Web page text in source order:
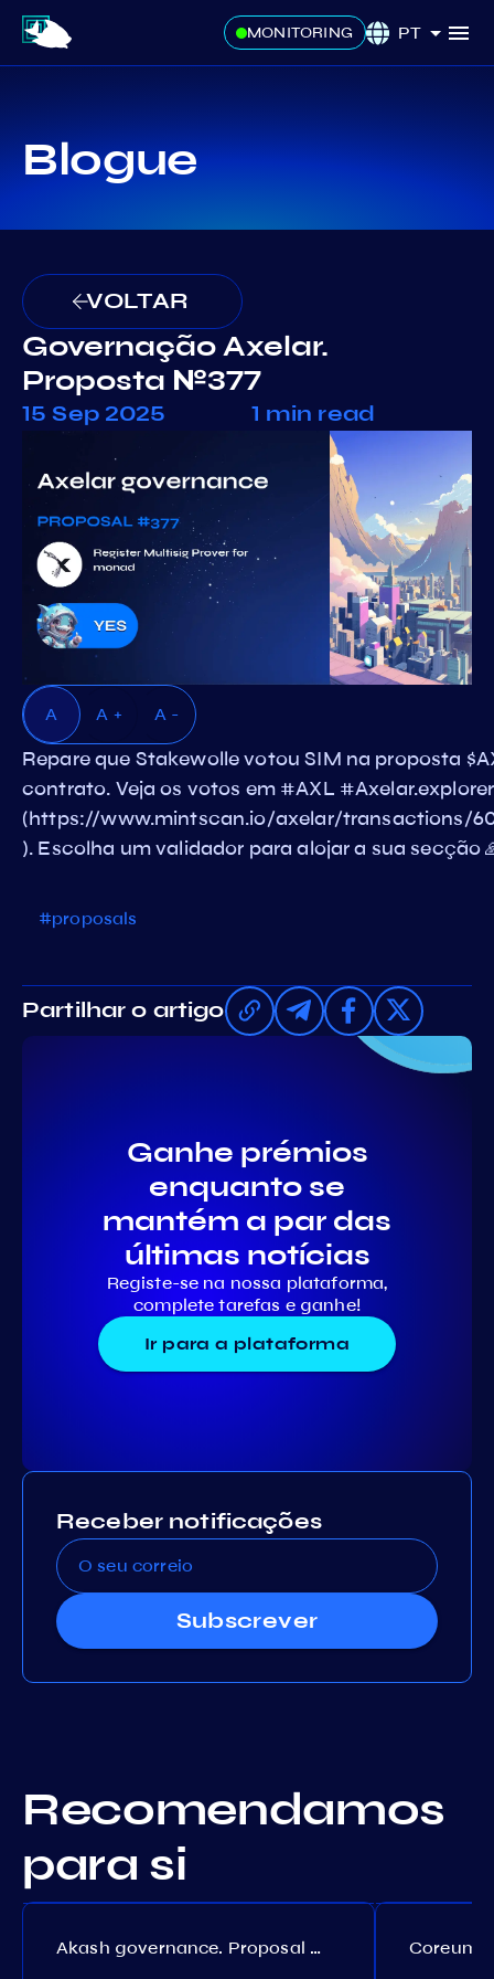
MONITORING PT
Blogue
VOLTAR
Governação Axelar.
Proposta №377
15 Sep 2025 1 min read
A A + A -
Repare que Stakewolle votou SIM na proposta
contrato. Veja os votos em #AXL
(https://www.mintscan.io/axelar/transactions/
). Escolha um validador para alojar a sua secção
#proposals
Partilhar o artigo
Ganhe prémios
enquanto se
mantém a par das
últimas notícias
Registe-se na nossa plataforma,
complete tarefas e ganhe!
Ir para a plataforma
Receber notificações
Subscrever
Recomendamos
para si
Akash governance. Proposal №308